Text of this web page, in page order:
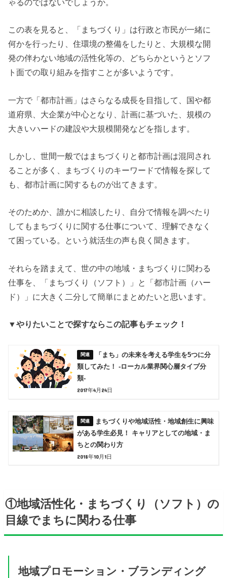
ゃるのではないでしょうか。
この表を見ると、「まちづくり」は行政と市民が一緒に
何かを行ったり、住環境の整備をしたりと、大規模な開
発の伴わない地域の活性化等の、どちらかというとソフ
ト面での取り組みを指すことが多いようです。
一方で「都市計画」はさらなる成長を目指して、国や都
道府県、大企業が中心となり、計画に基づいた、規模の
大きいハードの建設や大規模開発などを指します。
しかし、世間一般ではまちづくりと都市計画は混同され
ることが多く、まちづくりのキーワードで情報を探して
も、都市計画に関するものが出てきます。
そのためか、誰かに相談したり、自分で情報を調べたり
してもまちづくりに関する仕事について、理解できなく
て困っている。という就活生の声も良く聞きます。
それらを踏まえて、世の中の地域・まちづくりに関わる
仕事を、「まちづくり（ソフト）」と「都市計画（ハー
ド）」に大きく二分して簡単にまとめたいと思います。
▼やりたいことで探すならこの記事もチェック！
「まち」の未来を考える学生を5つに分
類してみた！ -ローカル業界関心層タイプ分
類-
2017年4月24日
まちづくりや地域活性・地域創生に興味
がある学生必見！ キャリアとしての地域・ま
ちとの関わり方
2018年10月1日
①地域活性化・まちづくり（ソフト）の
目線でまちに関わる仕事
地域プロモーション・ブランディング